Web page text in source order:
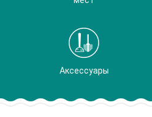
Аксессуары